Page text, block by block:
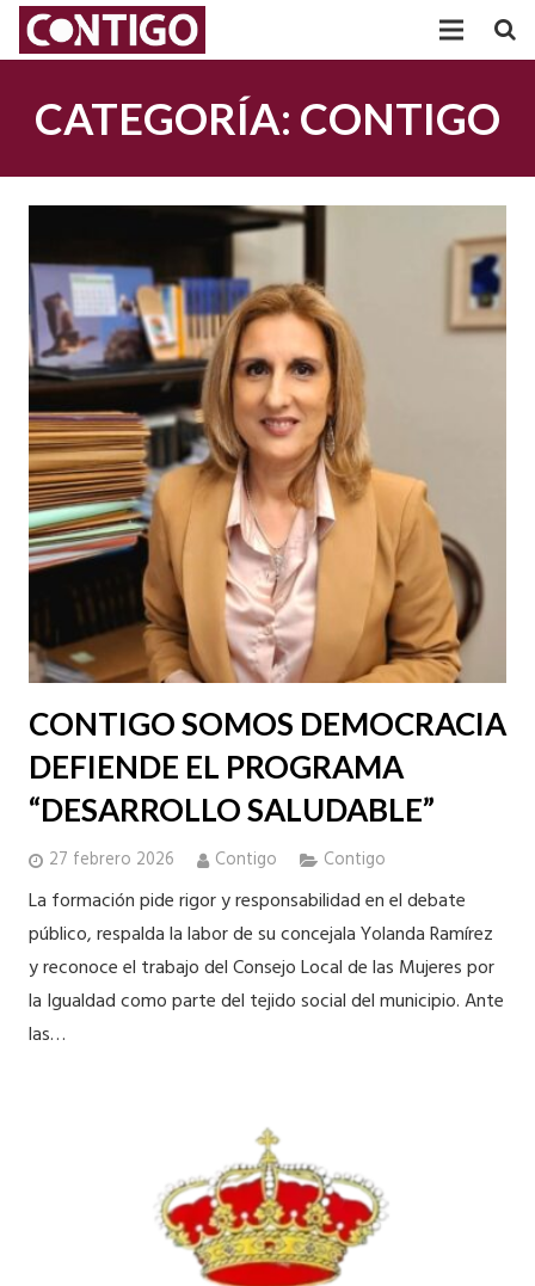
PARTICIPACIÓN
AGRUPACIONES
POSICIONAMIENTOS
ACTUALIDAD
CATEGORÍA: CONTIGO
CONTIGO SOMOS DEMOCRACIA
DEFIENDE EL PROGRAMA
“DESARROLLO SALUDABLE”
27 febrero 2026 Contigo Contigo
La formación pide rigor y responsabilidad en el debate
público, respalda la labor de su concejala Yolanda Ramírez
y reconoce el trabajo del Consejo Local de las Mujeres por
la Igualdad como parte del tejido social del municipio. Ante
las…